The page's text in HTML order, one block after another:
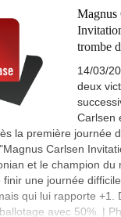
Magnus
trombe
14/03/
deux
Carlsen
la première journée
Carlsen
et le champion du
une journée
qui lui rapporte +1.
avec 50%. |